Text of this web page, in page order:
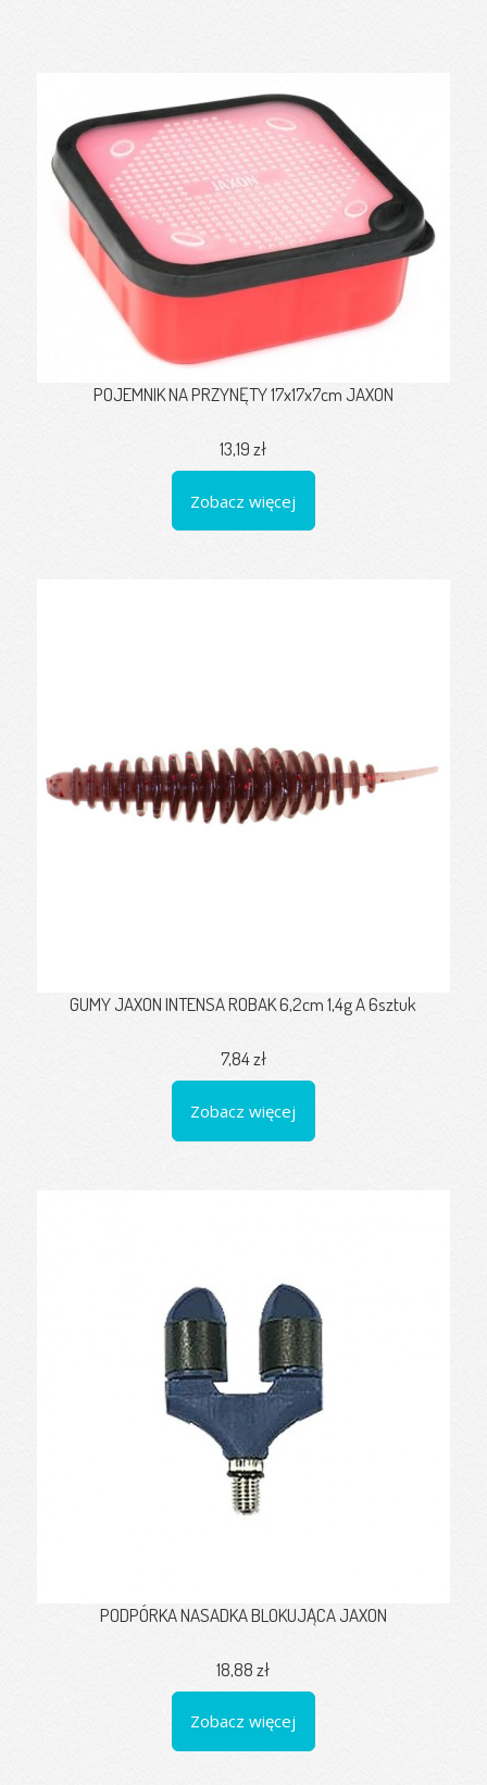
POJEMNIK NA PRZYNĘTY 17x17x7cm JAXON
13,19 zł
Zobacz więcej
GUMY JAXON INTENSA ROBAK 6,2cm 1,4g A 6sztuk
7,84 zł
Zobacz więcej
PODPÓRKA NASADKA BLOKUJĄCA JAXON
18,88 zł
Zobacz więcej